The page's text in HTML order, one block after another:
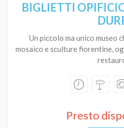
BIGLIETTI
Un piccolo ma unico museo
mosaico e sculture fiorentine,
Presto